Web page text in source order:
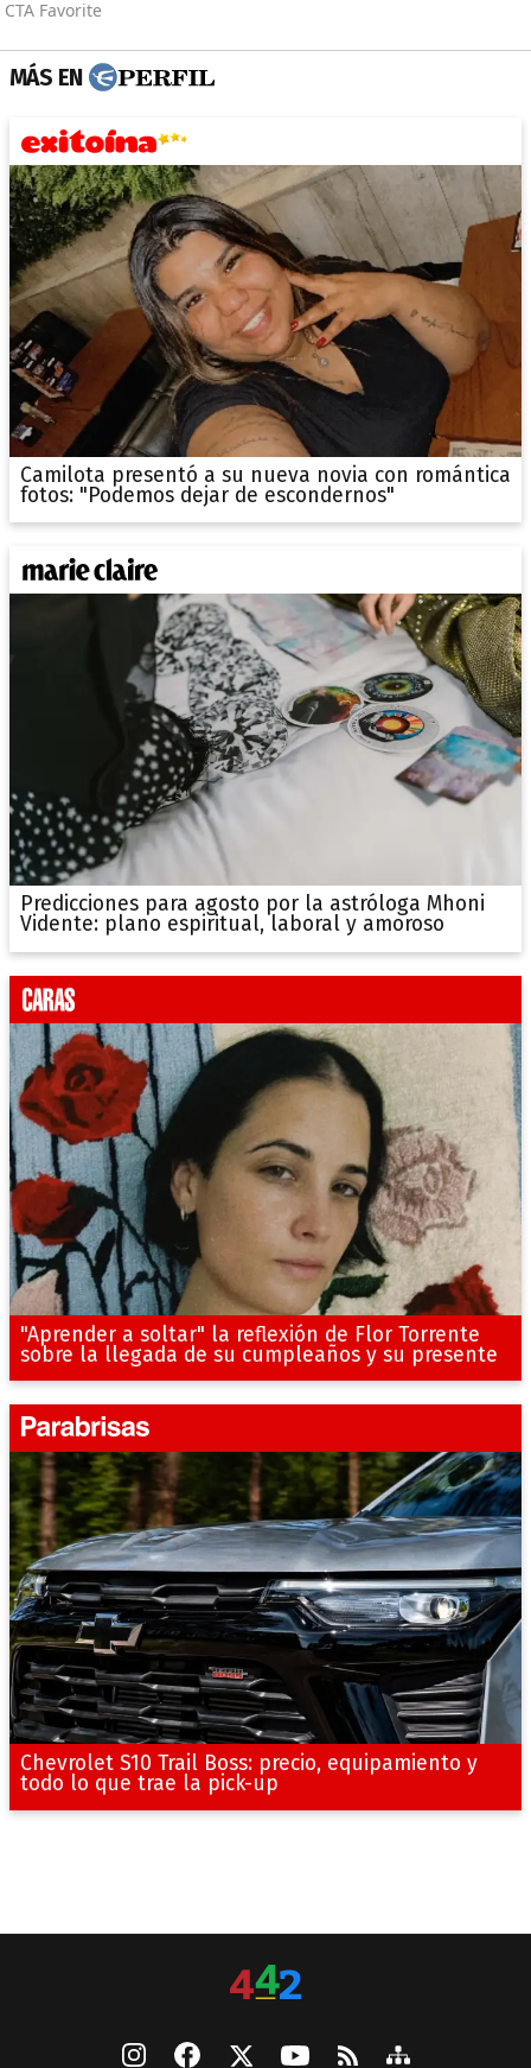
MÁS EN
Camilota presentó a su nueva novia con romántica
fotos: "Podemos dejar de escondernos"
Predicciones para agosto por la astróloga Mhoni
Vidente: plano espiritual, laboral y amoroso
"Aprender a soltar" la reflexión de Flor Torrente
sobre la llegada de su cumpleaños y su presente
Chevrolet S10 Trail Boss: precio, equipamiento y
todo lo que trae la pick-up